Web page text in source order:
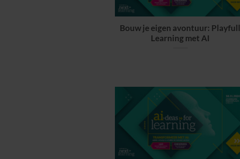
Bouw je eigen avontuur: Playfull
Learning met AI